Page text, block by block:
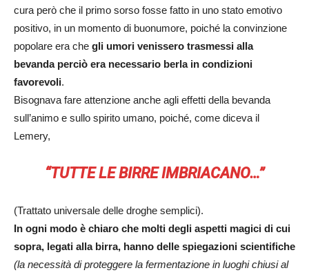
cura però che il primo sorso fosse fatto in uno stato emotivo
positivo, in un momento di buonumore, poiché la convinzione
popolare era che gli umori venissero trasmessi alla
bevanda perciò era necessario berla in condizioni
favorevoli.
Bisognava fare attenzione anche agli effetti della bevanda
sull’animo e sullo spirito umano, poiché, come diceva il
Lemery,
“TUTTE LE BIRRE IMBRIACANO…”
(Trattato universale delle droghe semplici).
In ogni modo è chiaro che molti degli aspetti magici di cui
sopra, legati alla birra, hanno delle spiegazioni scientifiche
(la necessità di proteggere la fermentazione in luoghi chiusi al